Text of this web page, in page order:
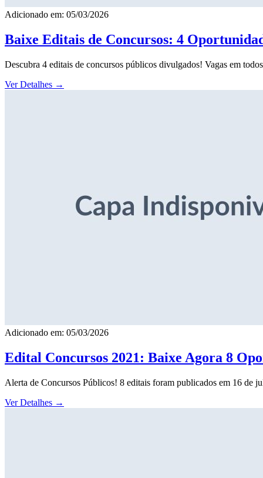
Adicionado em: 05/03/2026
Baixe Editais de Concursos: 4
Descubra 4 editais de concursos públicos divulgados! Vagas em
Ver Detalhes →
Adicionado em: 05/03/2026
Edital Concursos 2021: Baixe Agora 8
Alerta de Concursos Públicos! 8 editais foram publicados em 16 de
Ver Detalhes →